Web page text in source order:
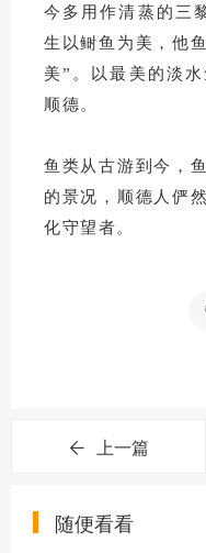
今多用作清蒸的三
生以鲥鱼为美，他
美”。以最美的淡
顺德。
鱼类从古游到今，
的景况，顺德人俨
化守望者。
上一篇
随便看看